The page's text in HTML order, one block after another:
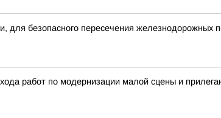
для безопасного пересечения железнодорожных
работ по модернизации малой сцены и